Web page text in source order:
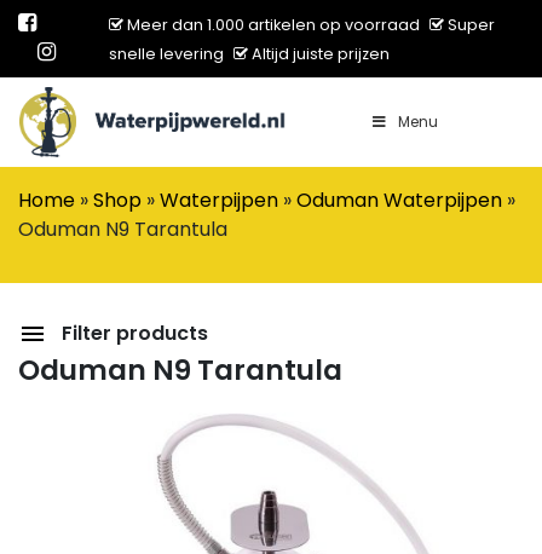
Meer dan 1.000 artikelen op voorraad
Super
snelle levering
Altijd juiste prijzen
Main Navigation Menu
Home »Shop »Waterpijpen »Oduman Waterpijpen »
Oduman N9 Tarantula
Filter products
Oduman N9 Tarantula